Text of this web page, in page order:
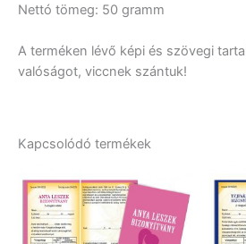
Nettó tömeg: 50 gramm
A terméken lévő képi és szövegi
valóságot, viccnek szántuk!
Kapcsolódó termékek